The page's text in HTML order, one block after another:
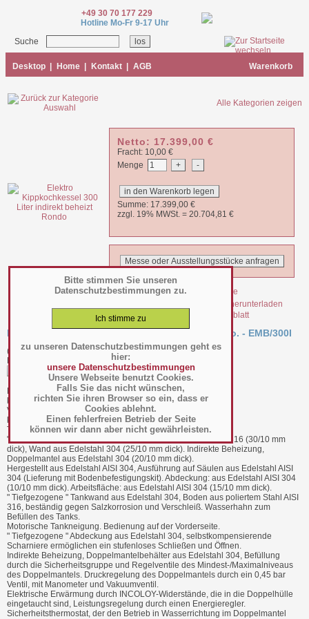
Bitte stimmen Sie unseren
Datenschutzbestimmungen zu.
zu unseren Datenschutzbestimmungen geht es
hier:
unsere Datenschutzbestimmungen
Unsere Webseite benutzt Cookies.
Falls Sie das nicht wünschen,
richten Sie ihren Browser so ein, dass er
Cookies ablehnt.
Einen fehlerfreien Betrieb der Seite
können wir dann aber nicht gewährleisten.
+49 30 70 177 229
Hotline Mo-Fr 9-17 Uhr
Suche
Desktop Home Kontakt AGB Warenkorb
Alle Kategorien zeigen
Netto: 17.399,00 €
Fracht: 10,00 €
Menge
Summe: 17.399,00 €
zzgl. 19% MWSt. = 20.704,81 €
file_20498.pdf Datenblatt
Kippkochkessel 300 Liter indirekt beheizt Rondo. - EMB/300I
(Art.-Nr.:015.07.005)
Hersteller/Großhändler Diamond
BTH 1950 x 1200 x 1150 mm
kW : 36,5
Volt : 400-3N 50-60Hz
Tankdurchmesser 960 mm, Tiefe 500 mm.
" Tiefgezogener " Tank, Boden aus poliertem Edelstahl AISI 316 (30/10 mm
dick), Wand aus Edelstahl 304 (25/10 mm dick). Indirekte Beheizung,
Doppelmantel aus Edelstahl 304 (20/10 mm dick).
Hergestellt aus Edelstahl AISI 304, Ausführung auf Säulen aus Edelstahl AISI
304 (Lieferung mit Bodenbefestigungskit). Abdeckung: aus Edelstahl AISI 304
(10/10 mm dick). Arbeitsfläche: aus Edelstahl AISI 304 (15/10 mm dick).
" Tiefgezogene " Tankwand aus Edelstahl 304, Boden aus poliertem Stahl AISI
316, beständig gegen Salzkorrosion und Verschleiß. Wasserhahn zum
Befüllen des Tanks.
Motorische Tankneigung. Bedienung auf der Vorderseite.
" Tiefgezogene " Abdeckung aus Edelstahl 304, selbstkompensierende
Scharniere ermöglichen ein stufenloses Schließen und Öffnen.
Indirekte Beheizung, Doppelmantelbehälter aus Edelstahl 304, Befüllung
durch die Sicherheitsgruppe und Regelventile des Mindest-/Maximalniveaus
des Doppelmantels. Druckregelung des Doppelmantels durch ein 0,45 bar
Ventil, mit Manometer und Vakuumventil.
Elektrische Erwärmung durch INCOLOY-Widerstände, die in die Doppelhülle
eingetaucht sind, Leistungsregelung durch einen Energieregler.
Sicherheitsthermostat, der den Betrieb in Wasserrichtung im Doppelmantel